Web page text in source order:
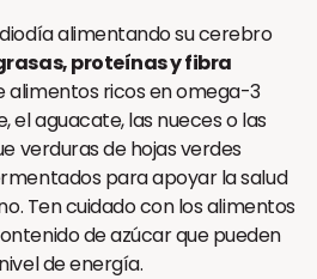
alimentando su cerebro
proteínas y fibra
alimentos ricos en omega-3
el aguacate, las nueces o las
verduras de hojas verdes
para apoyar la salud
Ten cuidado con los alimentos
de azúcar que pueden
de energía.